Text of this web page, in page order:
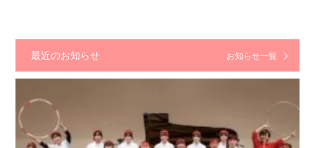
最近のお知らせ お知らせ一覧